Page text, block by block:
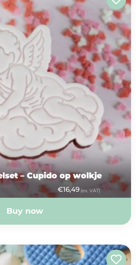
– Cupido op wolkje
€16,49(ex. VAT)
Buy now